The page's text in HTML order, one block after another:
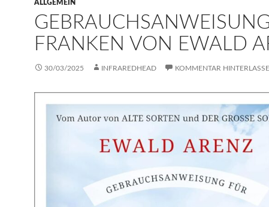
ALLGEMEIN
FRANKEN VON EWALD
30/03/2025 INFRAREDHEAD KOMMENTAR